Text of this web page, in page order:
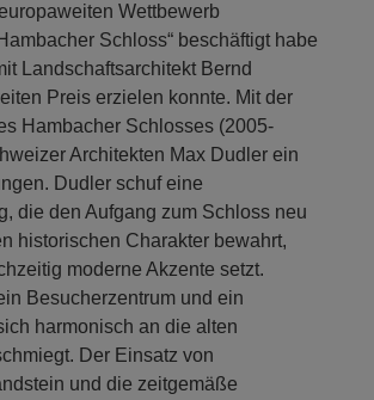
Wettbewerb
Schloss“ beschäftigt habe
Landschaftsarchitekt Bernd
Preis erzielen konnte. Mit der
Hambacher Schlosses (2005-
Architekten Max Dudler ein
Dudler schuf eine
die den Aufgang zum Schloss neu
historischen Charakter bewahrt,
moderne Akzente setzt.
Besucherzentrum und ein
harmonisch an die alten
Der Einsatz von
und die zeitgemäße